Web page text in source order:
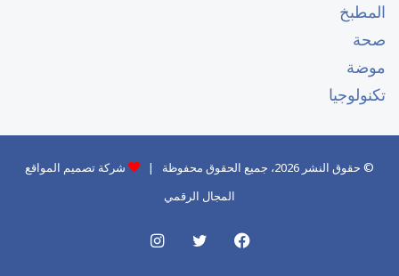
المطبخ
صحة
موضة
تكنولوجيا
© حقوق النشر 2026، جميع الحقوق محفوظة |
شركة تصميم المواقع
المجال الرقمي
فيسبوكتويتر انستقرام